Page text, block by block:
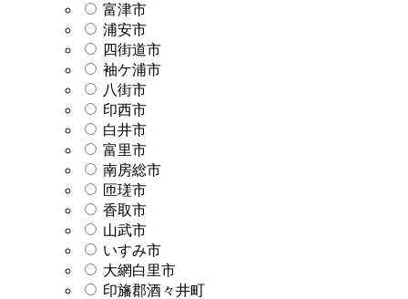
富津市
浦安市
四街道市
袖ケ浦市
八街市
印西市
白井市
富里市
南房総市
匝瑳市
香取市
山武市
いすみ市
大網白里市
印旛郡酒々井町